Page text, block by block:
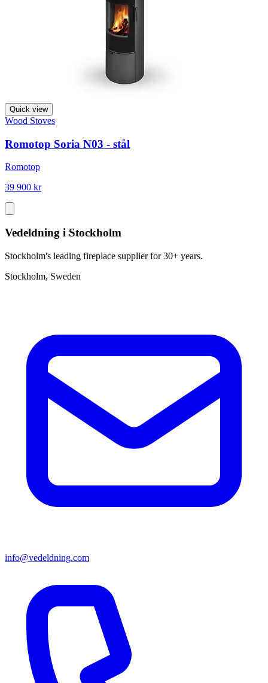
Quick view
Wood Stoves
Romotop Soria N03 - stål
Romotop
39 900 kr
Vedeldning i Stockholm
Stockholm's leading fireplace supplier for 30+ years.
Stockholm, Sweden
info@vedeldning.com